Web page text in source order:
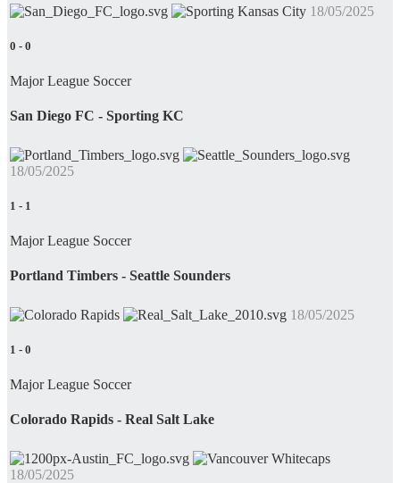
18/05/2025
0 - 0
Major League Soccer
San Diego FC - Sporting KC
18/05/2025
1 - 1
Major League Soccer
Portland Timbers - Seattle Sounders
18/05/2025
1 - 0
Major League Soccer
Colorado Rapids - Real Salt Lake
18/05/2025